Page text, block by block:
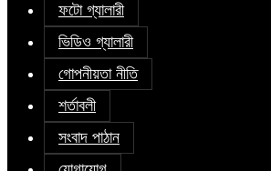
ফটো গ্যালারী
ভিডিও গ্যালারী
গোপনীয়তা নীতি
শর্তাবলী
সংবাদ পাঠান